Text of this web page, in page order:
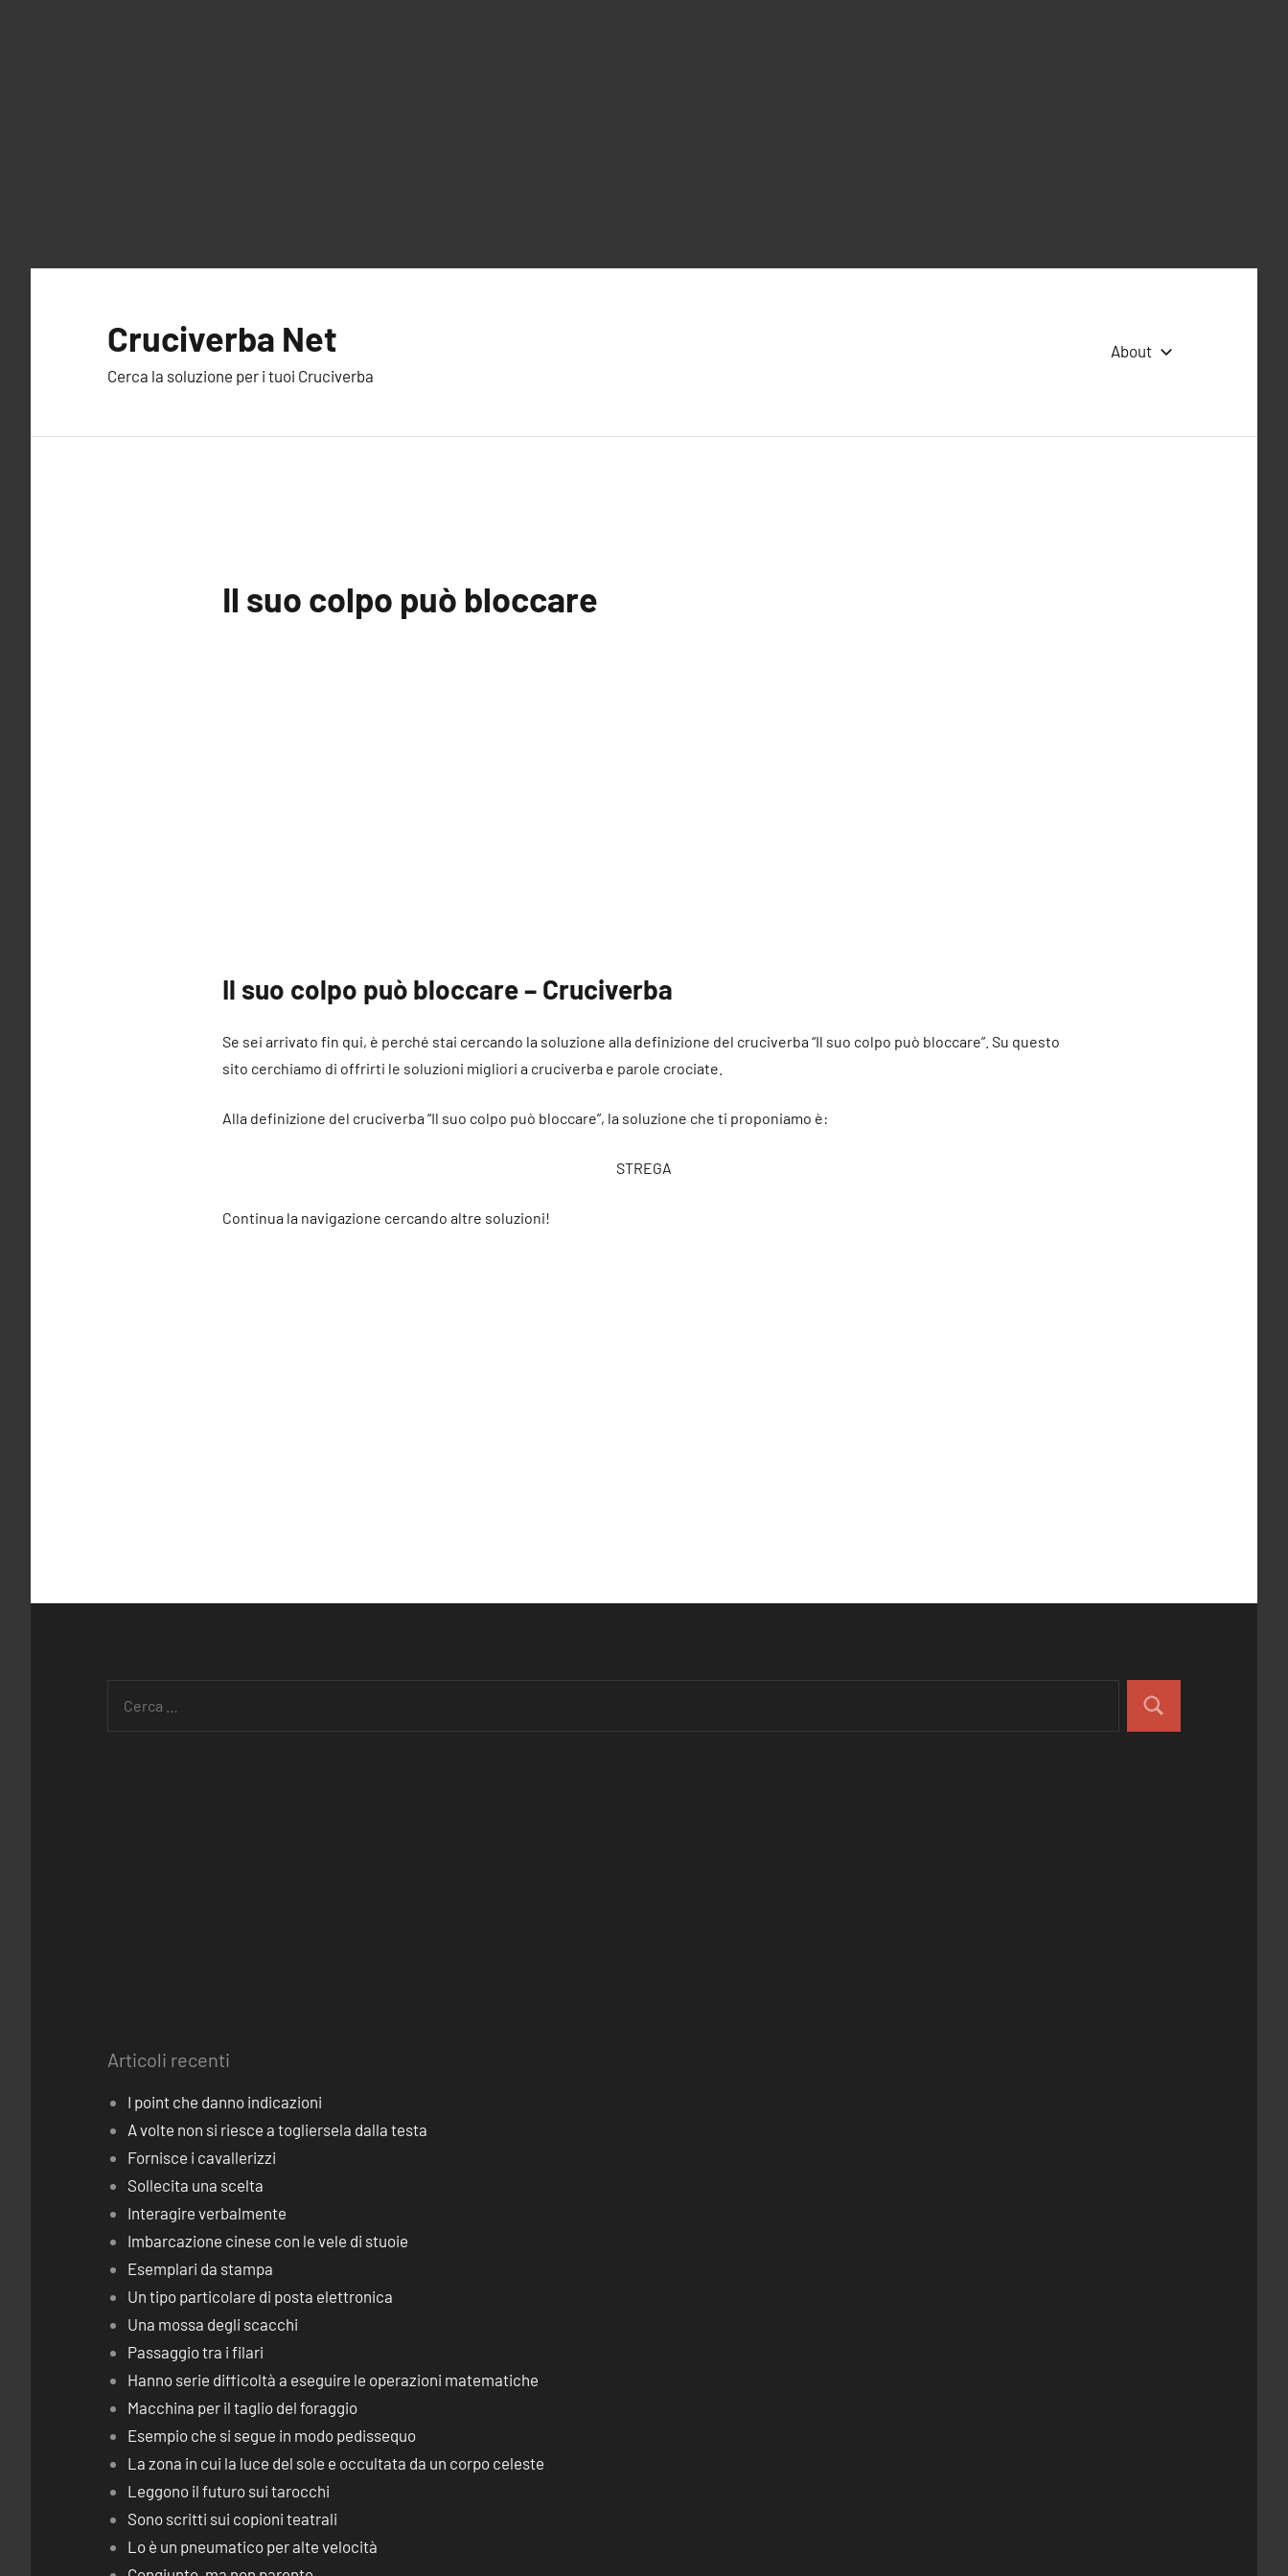
Cruciverba Net
Cerca la soluzione per i tuoi Cruciverba
About
Il suo colpo può bloccare
Il suo colpo può bloccare – Cruciverba
Se sei arrivato fin qui, è perché stai cercando la soluzione alla definizione del cruciverba “Il suo colpo può bloccare”. Su questo
sito cerchiamo di offrirti le soluzioni migliori a cruciverba e parole crociate.
Alla definizione del cruciverba “Il suo colpo può bloccare”, la soluzione che ti proponiamo è:
STREGA
Continua la navigazione cercando altre soluzioni!
Articoli recenti
I point che danno indicazioni
A volte non si riesce a togliersela dalla testa
Fornisce i cavallerizzi
Sollecita una scelta
Interagire verbalmente
Imbarcazione cinese con le vele di stuoie
Esemplari da stampa
Un tipo particolare di posta elettronica
Una mossa degli scacchi
Passaggio tra i filari
Hanno serie difficoltà a eseguire le operazioni matematiche
Macchina per il taglio del foraggio
Esempio che si segue in modo pedissequo
La zona in cui la luce del sole e occultata da un corpo celeste
Leggono il futuro sui tarocchi
Sono scritti sui copioni teatrali
Lo è un pneumatico per alte velocità